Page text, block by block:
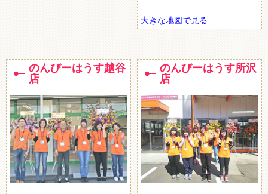
大きな地図で見る
のんびーはうす越谷
店
のんびーはうす所沢
店